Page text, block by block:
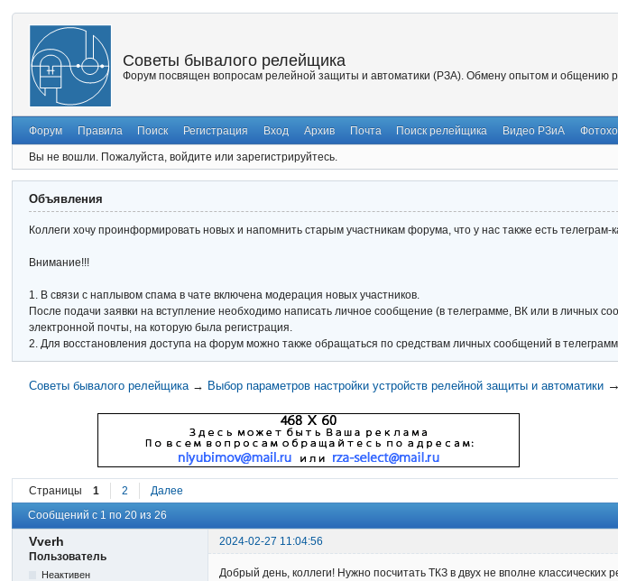
Советы бывалого релейщика
Форум посвящен вопросам релейной защиты и автоматики (РЗА). Обмену опытом и общению
Форум Правила Поиск Регистрация Вход Архив Почта Поиск релейщика Видео РЗиА
Вы не вошли. Пожалуйста, войдите или зарегистрируйтесь.
Объявления
Коллеги хочу проинформировать новых и напомнить старым участникам форума, что у нас также есть телеграм-
Внимание!!!
1. В связи с наплывом спама в чате включена модерация новых участников.
После подачи заявки на вступление необходимо написать личное сообщение (в телеграмме, ВК или в личных
электронной почты, на которую была регистрация.
2. Для восстановления доступа на форум можно также обращаться по средствам личных сообщений в
Советы бывалого релейщика → Выбор параметров настройки устройств релейной защиты и автоматики →
Страницы 1 2 Далее
Сообщений с 1 по 20 из 26
Vverh
2024-02-27 11:04:56
Пользователь
Неактивен
Добрый день, коллеги! Нужно посчитать ТКЗ в двух не вполне классических